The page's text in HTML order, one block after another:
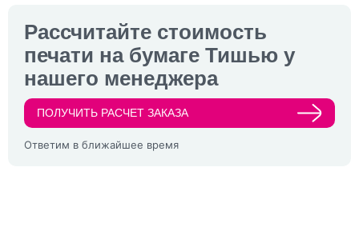
Рассчитайте стоимость
печати на бумаге Тишью у
нашего менеджера
ПОЛУЧИТЬ РАСЧЕТ ЗАКАЗА
Ответим в ближайшее время